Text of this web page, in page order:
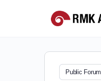
Public Forum